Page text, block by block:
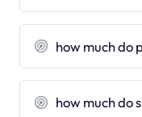
how much do
how much do